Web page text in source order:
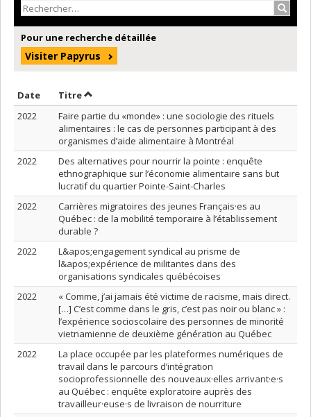
Pour une recherche détaillée
Visiter Papyrus
Date Trier par date en ordre croissant
TitreTrier par titre en ordre croissant
2022
Faire partie du «monde» : une sociologie des rituels
alimentaires : le cas de personnes participant à des
organismes d’aide alimentaire à Montréal
2022
Des alternatives pour nourrir la pointe : enquête
ethnographique sur l’économie alimentaire sans but
lucratif du quartier Pointe-Saint-Charles
2022
Carrières migratoires des jeunes Français·es au
Québec : de la mobilité temporaire à l’établissement
durable ?
2022
L&apos;engagement syndical au prisme de
l&apos;expérience de militantes dans des
organisations syndicales québécoises
2022
« Comme, j’ai jamais été victime de racisme, mais direct.
[…] C’est comme dans le gris, c’est pas noir ou blanc » :
l’expérience socioscolaire des personnes de minorité
vietnamienne de deuxième génération au Québec
2022
La place occupée par les plateformes numériques de
travail dans le parcours d’intégration
socioprofessionnelle des nouveaux·elles arrivant·e·s
au Québec : enquête exploratoire auprès des
travailleur·euse·s de livraison de nourriture